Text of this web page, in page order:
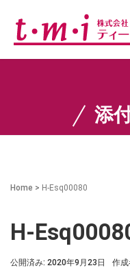
添
Home > H-Esq00080
H-
公開済み: 2020年9月23日 作成